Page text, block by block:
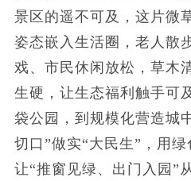
景区的遥不可及，这片微
姿态嵌入生活圈，老人散
戏、市民休闲放松，草木
生硬，让生态福利触手可
袋公园，到规模化营造城
切口”做实“大民生”，用绿
让“推窗见绿、出门入园”